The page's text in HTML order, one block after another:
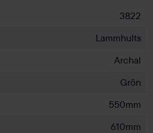
3822
Lammhults
Archal
Grön
550mm
610mm